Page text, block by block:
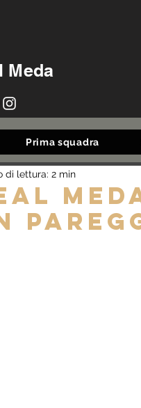
Meda
Prima squadra
di lettura: 2 min